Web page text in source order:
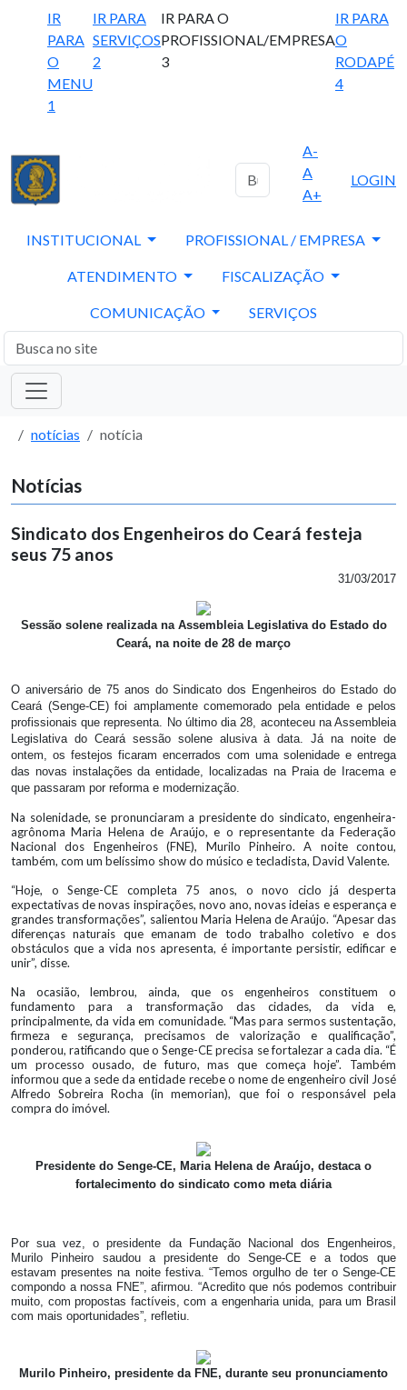
IR
PARA
O
MENU
1
IR PARA
SERVIÇOS
2
IR PARA O
PROFISSIONAL/EMPRESA
3
IR PARA
O
RODAPÉ
4
A-
A
A+
LOGIN
INSTITUCIONAL PROFISSIONAL / EMPRESA
ATENDIMENTO FISCALIZAÇÃO
COMUNICAÇÃO SERVIÇOS
notícias notícia
Notícias
Sindicato dos Engenheiros do Ceará festeja
seus 75 anos
31/03/2017
Sessão solene realizada na Assembleia Legislativa do Estado do
Ceará, na noite de 28 de março
O aniversário de 75 anos do Sindicato dos Engenheiros do Estado do
Ceará (Senge-CE) foi amplamente comemorado pela entidade e pelos
profissionais que representa. No último dia 28, aconteceu na Assembleia
Legislativa do Ceará sessão solene alusiva à data. Já na noite de
ontem, os festejos ficaram encerrados com uma solenidade e entrega
das novas instalações da entidade, localizadas na Praia de Iracema e
que passaram por reforma e modernização.
Na solenidade, se pronunciaram a presidente do sindicato, engenheira-
agrônoma Maria Helena de Araújo, e o representante da Federação
Nacional dos Engenheiros (FNE), Murilo Pinheiro. A noite contou,
também, com um belíssimo show do músico e tecladista, David Valente.
“Hoje, o Senge-CE completa 75 anos, o novo ciclo já desperta
expectativas de novas inspirações, novo ano, novas ideias e esperança e
grandes transformações”, salientou Maria Helena de Araújo. “Apesar das
diferenças naturais que emanam de todo trabalho coletivo e dos
obstáculos que a vida nos apresenta, é importante persistir, edificar e
unir”, disse.
Na ocasião, lembrou, ainda, que os engenheiros constituem o
fundamento para a transformação das cidades, da vida e,
principalmente, da vida em comunidade. “Mas para sermos sustentação,
firmeza e segurança, precisamos de valorização e qualificação”,
ponderou, ratificando que o Senge-CE precisa se fortalezar a cada dia. “É
um processo ousado, de futuro, mas que começa hoje”. Também
informou que a sede da entidade recebe o nome de engenheiro civil José
Alfredo Sobreira Rocha (in memorian), que foi o responsável pela
compra do imóvel.
Presidente do Senge-CE, Maria Helena de Araújo, destaca o
fortalecimento do sindicato como meta diária
Por sua vez, o presidente da Fundação Nacional dos Engenheiros,
Murilo Pinheiro saudou a presidente do Senge-CE e a todos que
estavam presentes na noite festiva. “Temos orgulho de ter o Senge-CE
compondo a nossa FNE”, afirmou. “Acredito que nós podemos contribuir
muito, com propostas factíveis, com a engenharia unida, para um Brasil
com mais oportunidades”, refletiu.
Murilo Pinheiro, presidente da FNE, durante seu pronunciamento